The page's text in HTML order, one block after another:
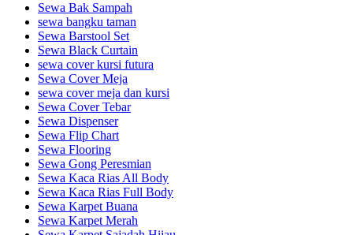
Sewa Bak Sampah
sewa bangku taman
Sewa Barstool Set
Sewa Black Curtain
sewa cover kursi futura
Sewa Cover Meja
sewa cover meja dan kursi
Sewa Cover Tebar
Sewa Dispenser
Sewa Flip Chart
Sewa Flooring
Sewa Gong Peresmian
Sewa Kaca Rias All Body
Sewa Kaca Rias Full Body
Sewa Karpet Buana
Sewa Karpet Merah